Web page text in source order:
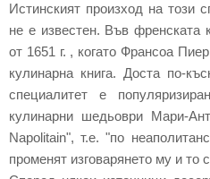
Истинският произход на този
не е известен. Във френската
от 1651 г. , когато Франсоа
кулинарна книга. Доста по-
специалитет е
кулинарни шедьоври Мари-
Napolitain", т.е. "по
променят изговарянето му и